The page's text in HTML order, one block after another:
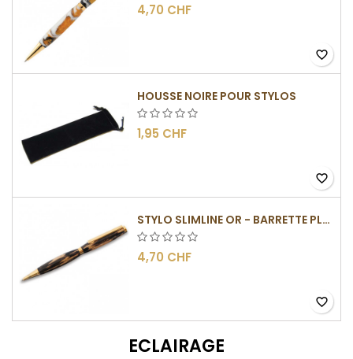
4,70 CHF
favorite_border
HOUSSE NOIRE POUR STYLOS
1,95 CHF
favorite_border
STYLO SLIMLINE OR - BARRETTE PLATE
4,70 CHF
favorite_border
ECLAIRAGE